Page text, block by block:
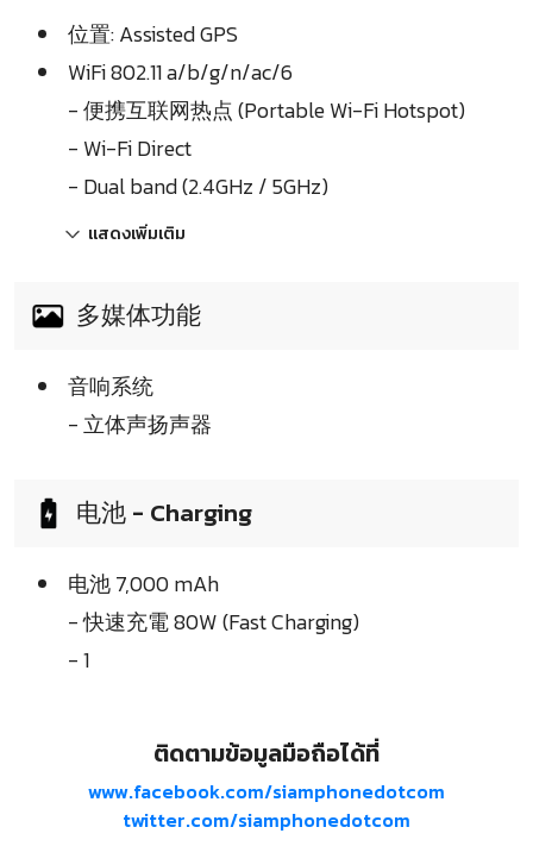
位置: Assisted GPS
WiFi 802.11 a/b/g/n/ac/6
- 便携互联网热点 (Portable Wi-Fi Hotspot)
- Wi-Fi Direct
- Dual band (2.4GHz / 5GHz)
แสดงเพิ่มเติม
多媒体功能
音响系统
- 立体声扬声器
电池 - Charging
电池 7,000 mAh
- 快速充電 80W (Fast Charging)
- 1
ติดตามข้อมูลมือถือได้ที่
www.facebook.com/siamphonedotcom
twitter.com/siamphonedotcom